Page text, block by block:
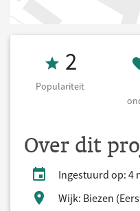
2
Populariteit
Over dit
Ingestuurd op: 4
Wijk: Biezen